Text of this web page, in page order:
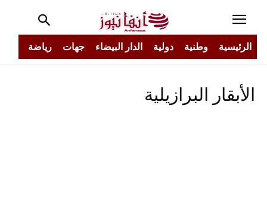
الرئيسية وطنية دولية الدار البيضاء جهات رياضة
الأبقار البرازيلية